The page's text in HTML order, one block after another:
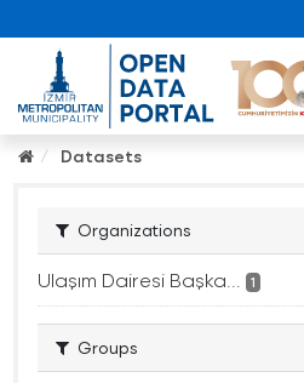
Datasets
Organizations
Ulaşım Dairesi Başka... 1
Groups